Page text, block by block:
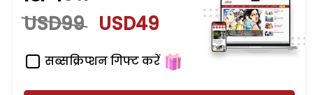
USD99 USD49
सब्सक्रिप्शन गिफ्ट करें